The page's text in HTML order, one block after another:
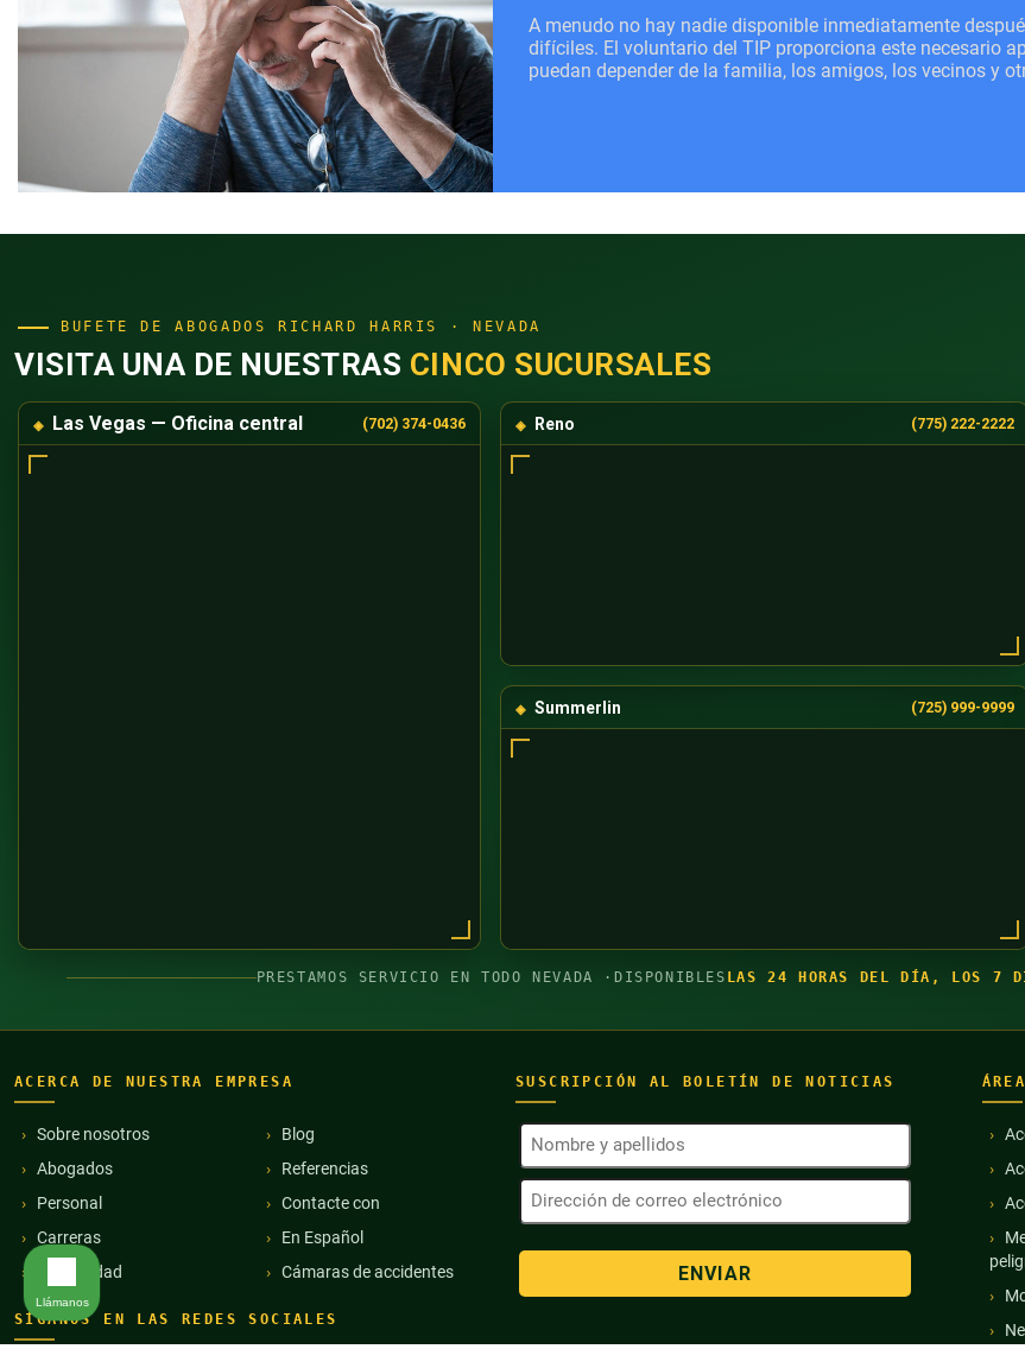
A menudo no hay nadie disponible inmediatamente
difíciles. El voluntario del TIP proporciona este necesario
puedan depender de la familia, los amigos, los vecinos y
BUFETE DE ABOGADOS RICHARD HARRIS · NEVADA
VISITA UNA DE NUESTRAS CINCO SUCURSALES
Las Vegas — Oficina central (702) 374-0436 Reno (775) 222-2222
Summerlin (725) 999-9999
PRESTAMOS SERVICIO EN TODO NEVADA · DISPONIBLES LAS 24 HORAS DEL DÍA, LOS 7
ACERCA DE NUESTRA EMPRESA
Sobre nosotros
Abogados
Personal
Carreras
Comunidad
Blog
Referencias
Contacte con
En Español
Cámaras de accidentes
SÍGANOS EN LAS REDES SOCIALES
SUSCRIPCIÓN AL BOLETÍN DE NOTICIAS
Nombre
apellidos
(Obligatorio)
Dirección
de
electrónico
Llámanos